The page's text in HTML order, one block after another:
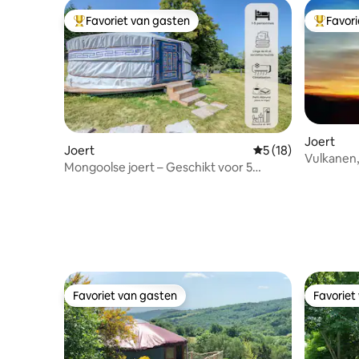
Topfavoriet van gasten
Favoriet van gasten
Joert Gemiddelde
5 (18)
Mongoolse joert – Geschikt voor 5
Joert
Favoriet van gasten
Favoriet van gasten